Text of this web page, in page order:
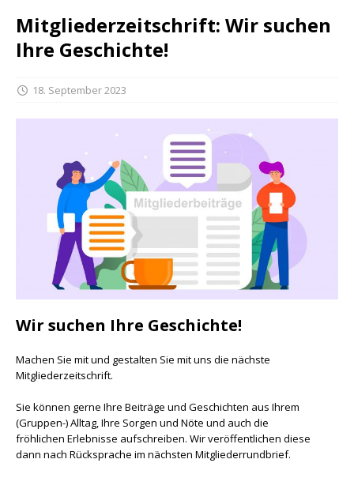
Mitgliederzeitschrift: Wir suchen
Ihre Geschichte!
18. September 2023
Wir suchen Ihre Geschichte!
Machen Sie mit und gestalten Sie mit uns die nächste
Mitgliederzeitschrift.
Sie können gerne Ihre Beiträge und Geschichten aus Ihrem
(Gruppen-) Alltag, Ihre Sorgen und Nöte und auch die
fröhlichen Erlebnisse aufschreiben. Wir veröffentlichen diese
dann nach Rücksprache im nächsten Mitgliederrundbrief.